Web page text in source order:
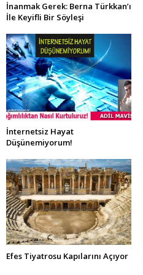
İnanmak Gerek: Berna Türkkan’ı
İle Keyifli Bir Söyleşi
İnternetsiz Hayat
Düşünemiyorum!
Efes Tiyatrosu Kapılarını Açıyor